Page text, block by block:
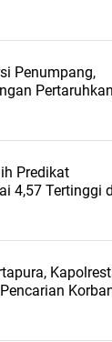
Penumpang,
Pertaruhkan
Predikat
4,57 Tertinggi